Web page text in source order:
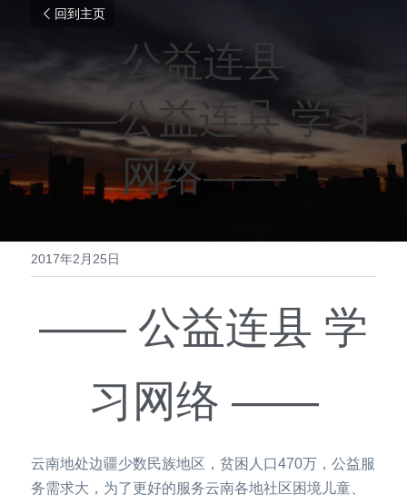
回到主页
公益连县
——公益连县 学习
网络——
2017年2月25日
—— 公益连县 学
习网络 ——
云南地处边疆少数民族地区，贫困人口470万，公益服
务需求大，为了更好的服务云南各地社区困境儿童、